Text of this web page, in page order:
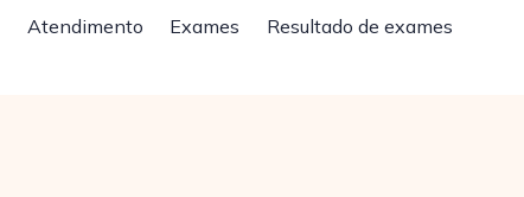
Atendimento Exames
Resultado de exames